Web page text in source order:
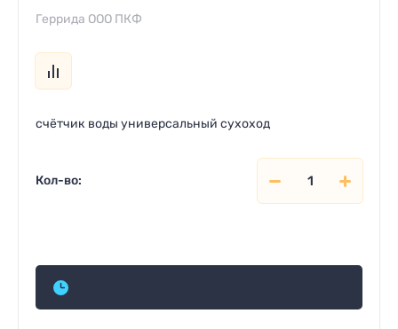
Геррида ООО ПКФ
счётчик воды универсальный сухоход
Кол-во: